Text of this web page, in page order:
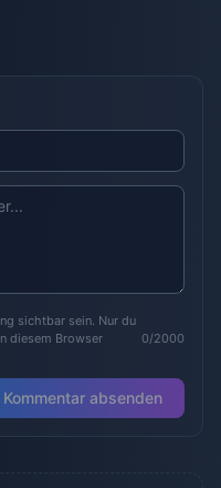
sichtbar sein. Nur du
diesem Browser
0/2000
Kommentar absenden